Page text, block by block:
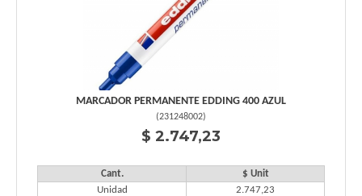
MARCADOR PERMANENTE EDDING 400 AZUL
(231248002)
$ 2.747,23
Cant.
$ Unit
Unidad
2.747,23